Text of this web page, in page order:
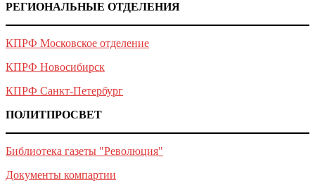
РЕГИОНАЛЬНЫЕ ОТДЕЛЕНИЯ
КПРФ Московское отделение
КПРФ Новосибирск
КПРФ Санкт-Петербург
ПОЛИТПРОСВЕТ
Библиотека газеты "Революция"
Документы компартии